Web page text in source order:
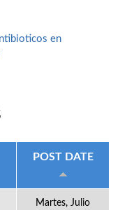
en
POST DATE
Martes, Julio